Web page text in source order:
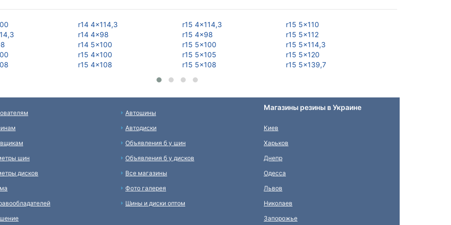
r14 4x114,3
r14 4x98
r14 5x100
r15 4x100
r15 4x108
r15 4x114,3
r15 4x98
r15 5x100
r15 5x105
r15 5x108
r15 5x110
r15 5x112
r15 5x114,3
r15 5x120
r15 5x139,7
шин
дисков
Автошины
Автодиски
Объявления б у шин
Объявления б у дисков
Все магазины
Фото галерея
Шины и диски оптом
Магазины резины в Украине
Киев
Харьков
Днепр
Одесса
Львов
Николаев
Запорожье